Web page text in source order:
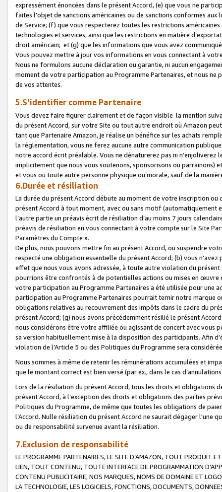
expressément énoncées dans le présent Accord, (e) que vous ne
faites l’objet de sanctions américaines ou de sanctions conformes
de Service; (f) que vous respecterez toutes les restrictions
technologies et services, ainsi que les restrictions en matière
droit américain; et (g) que les informations que vous avez
Vous pouvez mettre à jour vos informations en vous connectant à
Nous ne formulons aucune déclaration ou garantie, ni aucun
moment de votre participation au Programme Partenaires, et nous
de vos attentes.
5.S’identifier comme Partenaire
Vous devez faire figurer clairement et de façon visible la mention
du présent Accord, sur votre Site ou tout autre endroit où Amazon
tant que Partenaire Amazon, je réalise un bénéfice sur les achats
la réglementation, vous ne ferez aucune autre communication
notre accord écrit préalable. Vous ne dénaturerez pas ni
implicitement que nous vous soutenons, sponsorisons ou parrainons)
et vous ou toute autre personne physique ou morale, sauf de la
6.Durée et résiliation
La durée du présent Accord débute au moment de votre inscription
présent Accord à tout moment, avec ou sans motif (automatiquement
l’autre partie un préavis écrit de résiliation d’au moins 7 jours
préavis de résiliation en vous connectant à votre compte sur le Site
Paramètres du Compte ».
De plus, nous pouvons mettre fin au présent Accord, ou suspendre
respecté une obligation essentielle du présent Accord; (b) vous
effet que nous vous avons adressée, à toute autre violation du
pourrions être confrontés à de potentielles actions ou mises en
votre participation au Programme Partenaires a été utilisée pour une
participation au Programme Partenaires pourrait ternir notre marque
obligations relatives au recouvrement des impôts dans le cadre du
présent Accord; (g) nous avons précédemment résilié le présent
nous considérons être votre affiliée ou agissant de concert avec vous
sa version habituellement mise à la disposition des participants. Afin
violation de l’Article 5 ou des Politiques du Programme sera
Nous sommes à même de retenir les rémunérations accumulées et
que le montant correct est bien versé (par ex., dans le cas
Lors de la résiliation du présent Accord, tous les droits et obligations
présent Accord, à l’exception des droits et obligations des parties
Politiques du Programme, de même que toutes les obligations de
l’Accord. Nulle résiliation du présent Accord ne saurait dégager l'une
ou de responsabilité survenue avant la résiliation.
7.Exclusion de responsabilité
LE PROGRAMME PARTENAIRES, LE SITE D’AMAZON, TOUT PRODUIT
LIEN, TOUT CONTENU, TOUTE INTERFACE DE PROGRAMMATION
CONTENU PUBLICITAIRE, NOS MARQUES, NOMS DE DOMAINE ET
LA TECHNOLOGIE, LES LOGICIELS, FONCTIONS, DOCUMENTS,